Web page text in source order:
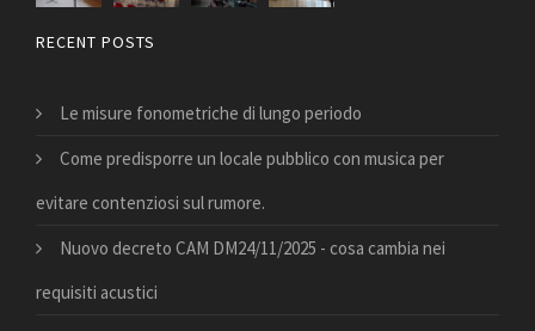
RECENT POSTS
Le misure fonometriche di lungo periodo
Come predisporre un locale pubblico con musica per
evitare contenziosi sul rumore.
Nuovo decreto CAM DM24/11/2025 - cosa cambia nei
requisiti acustici